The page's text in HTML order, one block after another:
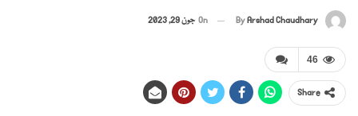
ByArshad Chaudhary
On جون 29, 2023
46
Share